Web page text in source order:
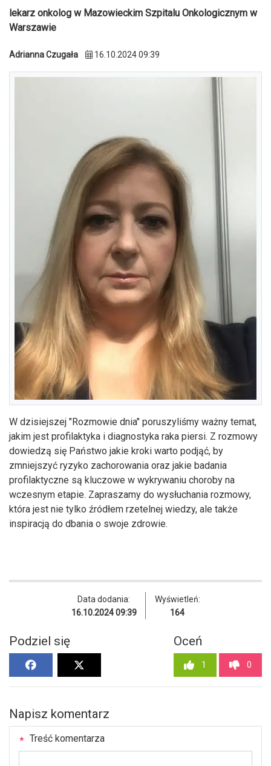
lekarz onkolog w Mazowieckim Szpitalu Onkologicznym w
Warszawie
Adrianna Czugała 16.10.2024 09:39
W dzisiejszej "Rozmowie dnia" poruszyliśmy ważny temat,
jakim jest profilaktyka i diagnostyka raka piersi. Z rozmowy
dowiedzą się Państwo jakie kroki warto podjąć, by
zmniejszyć ryzyko zachorowania oraz jakie badania
profilaktyczne są kluczowe w wykrywaniu choroby na
wczesnym etapie. Zapraszamy do wysłuchania rozmowy,
która jest nie tylko źródłem rzetelnej wiedzy, ale także
inspiracją do dbania o swoje zdrowie.
Data dodania:
16.10.2024 09:39
Wyświetleń:
164
Podziel się Oceń
1 0
Napisz komentarz
Treść komentarza